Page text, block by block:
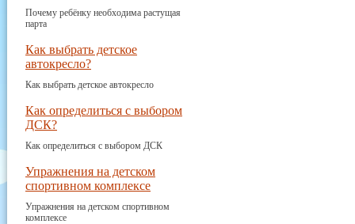
Почему ребёнку необходима растущая
парта
Как выбрать детское
автокресло?
Как выбрать детское автокресло
Как определиться с выбором
ДСК?
Как определиться с выбором ДСК
Упражнения на детском
спортивном комплексе
Упражнения на детском спортивном
комплексе